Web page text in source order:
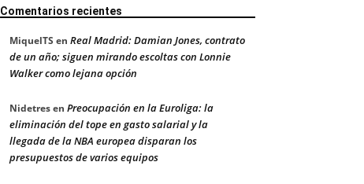
Comentarios recientes
MiquelTS en Real Madrid: Damian Jones, contrato
de un año; siguen mirando escoltas con Lonnie
Walker como lejana opción
Nidetresen Preocupación en la Euroliga: la
eliminación del tope en gasto salarial y la
llegada de la NBA europea disparan los
presupuestos de varios equipos